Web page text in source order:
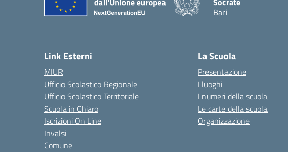
Bari
Link Esterni
MIUR
Ufficio Scolastico Regionale
Ufficio Scolastico Territoriale
Scuola in Chiaro
Iscrizioni On Line
Invalsi
Comune
La Scuola
Presentazione
I luoghi
I numeri della scuola
Le carte della scuola
Organizzazione